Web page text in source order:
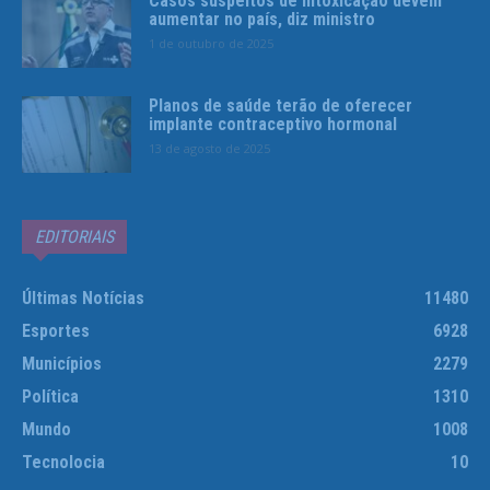
aumentar no país, diz ministro
1 de outubro de 2025
Planos de saúde terão de oferecer
implante contraceptivo hormonal
13 de agosto de 2025
EDITORIAIS
Últimas Notícias
11480
Esportes
6928
Municípios
2279
Política
1310
Mundo
1008
Tecnolocia
10